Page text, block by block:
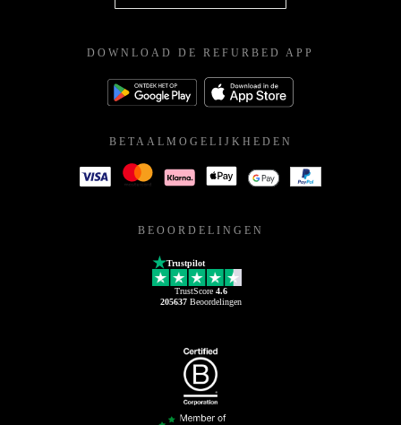
DOWNLOAD DE REFURBED APP
BETAALMOGELIJKHEDEN
BEOORDELINGEN
Trustpilot
TrustScore 4.6
205637Beoordelingen